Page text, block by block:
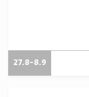
27.8-8.9